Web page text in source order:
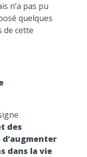
n’a pas pu
quelques
de cette
des
dans la vie